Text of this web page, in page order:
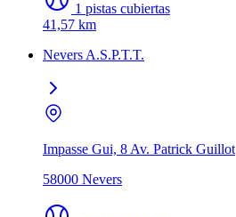
1 pistas cubiertas
41,57 km
Nevers A.S.P.T.T.
Impasse Gui, 8 Av. Patrick Guillot
58000 Nevers